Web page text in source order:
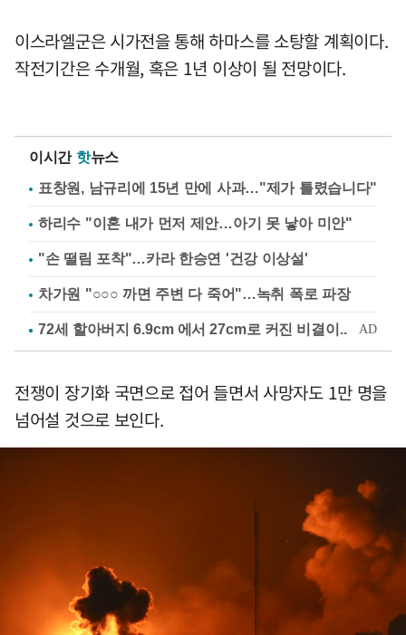
이스라엘군은 시가전을 통해 하마스를 소탕할 계획이다.
작전기간은 수개월, 혹은 1년 이상이 될 전망이다.
이시간 핫뉴스
표창원, 남규리에 15년 만에 사과…"제가 틀렸습니다"
하리수 "이혼 내가 먼저 제안…아기 못 낳아 미안"
"손 떨림 포착"…카라 한승연 '건강 이상설'
차가원 "○○○ 까면 주변 다 죽어"…녹취 폭로 파장
전쟁이 장기화 국면으로 접어 들면서 사망자도 1만 명을
넘어설 것으로 보인다.